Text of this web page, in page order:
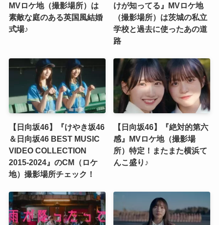
MVロケ地（撮影場所）は
素敵な庭のある英国風結婚
式場♪
けが知ってる』MVロケ地
（撮影場所）は茨城の私立
学校と過去に使ったあの道
路
【日向坂46】『けやき坂46
＆日向坂46 BEST MUSIC
VIDEO COLLECTION
2015-2024』のCM（ロケ
地）撮影場所チェック！
【日向坂46】『絶対的第六
感』MVロケ地（撮影場
所）特定！またまた横浜て
んこ盛り♪